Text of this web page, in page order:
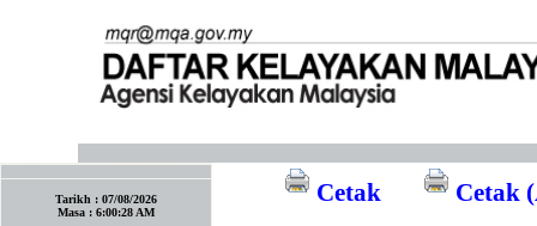
Tarikh : 07/08/2026
Masa : 6:00:28 AM
Cetak
Cetak